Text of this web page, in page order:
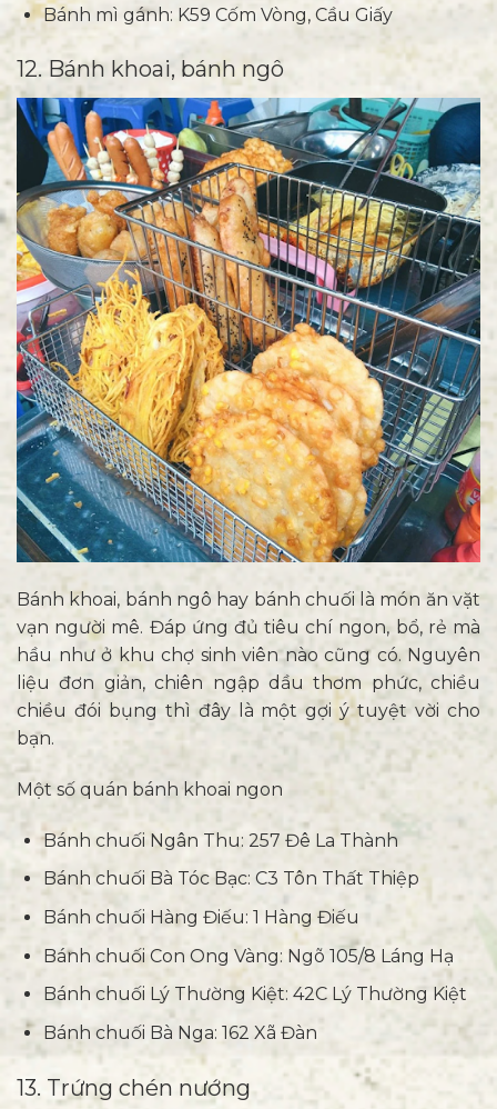
Bánh mì gánh: K59 Cốm Vòng, Cầu Giấy
12. Bánh khoai, bánh ngô
Bánh khoai, bánh ngô hay bánh chuối là món ăn vặt
vạn người mê. Đáp ứng đủ tiêu chí ngon, bổ, rẻ mà
hầu như ở khu chợ sinh viên nào cũng có. Nguyên
liệu đơn giản, chiên ngập dầu thơm phức, chiều
chiều đói bụng thì đây là một gợi ý tuyệt vời cho
bạn.
Một số quán bánh khoai ngon
Bánh chuối Ngân Thu: 257 Đê La Thành
Bánh chuối Bà Tóc Bạc: C3 Tôn Thất Thiệp
Bánh chuối Hàng Điếu: 1 Hàng Điếu
Bánh chuối Con Ong Vàng: Ngõ 105/8 Láng Hạ
Bánh chuối Lý Thường Kiệt: 42C Lý Thường Kiệt
Bánh chuối Bà Nga: 162 Xã Đàn
13. Trứng chén nướng